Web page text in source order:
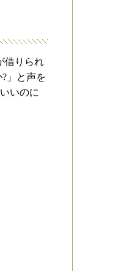
借りられ
」と声を
いのに